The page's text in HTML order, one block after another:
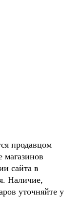
продавцом
магазинов
сайта в
Наличие,
уточняйте у